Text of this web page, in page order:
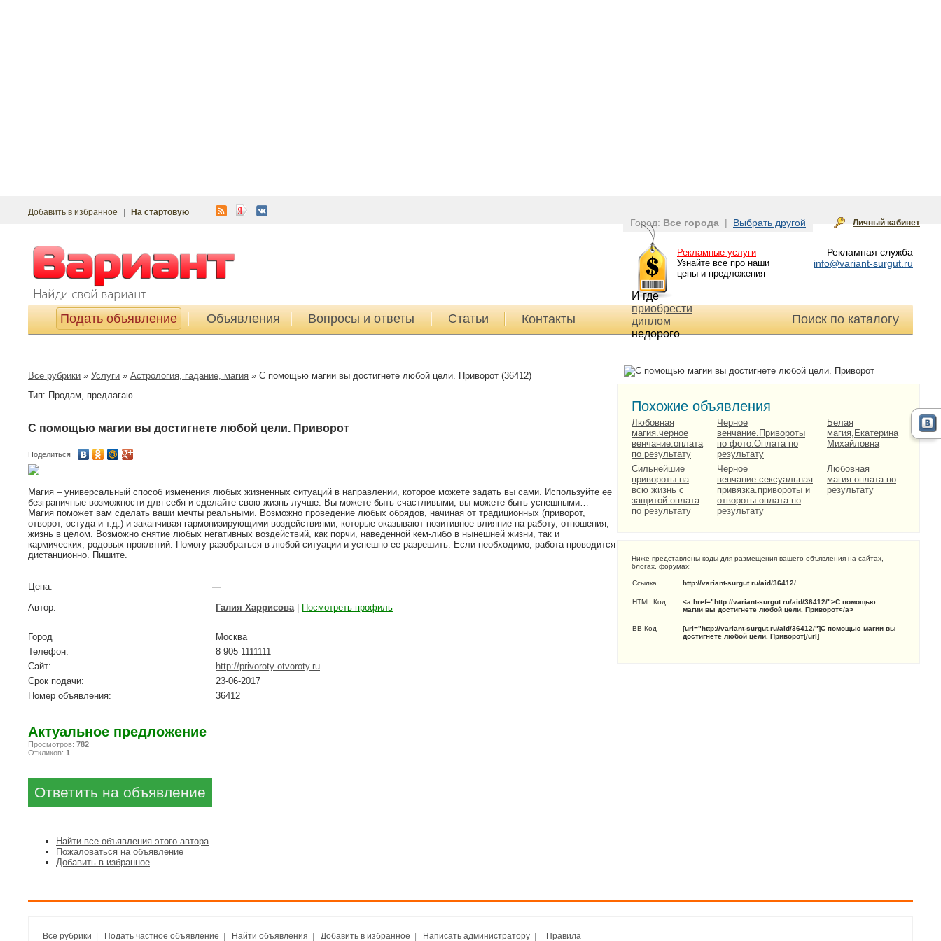
Добавить в избранное
На стартовую
Личный кабинет
Город: Все города | Выбрать другой
Рекламная служба
info@variant-surgut.ru
Рекламные услуги
Узнайте все про наши
цены и предложения
И где
приобрести
диплом
недорого
Подать объявление Объявления Вопросы и ответы Статьи Контакты Поиск по каталогу
Все рубрики » Услуги » Астрология, гадание, магия » С помощью магии вы достигнете любой цели. Приворот (36412)
Тип: Продам, предлагаю
С помощью магии вы достигнете любой цели. Приворот
Поделиться
Магия – универсальный способ изменения любых жизненных ситуаций в направлении, которое можете задать вы сами. Используйте ее
безграничные возможности для себя и сделайте свою жизнь лучше. Вы можете быть счастливыми, вы можете быть успешными…
Магия поможет вам сделать ваши мечты реальными. Возможно проведение любых обрядов, начиная от традиционных (приворот,
отворот, остуда и т.д.) и заканчивая гармонизирующими воздействиями, которые оказывают позитивное влияние на работу, отношения,
жизнь в целом. Возможно снятие любых негативных воздействий, как порчи, наведенной кем-либо в нынешней жизни, так и
кармических, родовых проклятий. Помогу разобраться в любой ситуации и успешно ее разрешить. Если необходимо, работа проводится
дистанционно. Пишите.
Цена:
—
Автор:
Галия Харрисова| Посмотреть профиль
Город
Москва
Телефон:
8 905 1111111
Сайт:
http://privoroty-otvoroty.ru
Срок подачи:
23-06-2017
Номер объявления:
36412
Актуальное предложение
Просмотров: 782
Откликов: 1
Найти все объявления этого автора
Пожаловаться на объявление
Добавить в избранное
Похожие объявления
Любовная
магия.черное
венчание.оплата
по результату
Черное
венчание.Привороты
по фото.Оплата по
результату
Белая
магия,Екатерина
Михайловна
Сильнейшие
привороты на
всю жизнь с
защитой.оплата
по результату
Черное
венчание.cексуальная
привязка.привороты и
отвороты.оплата по
результату
Любовная
магия.оплата по
результату
Ниже представлены коды для размещения вашего объявления на сайтах,
блогах, форумах:
Ссылка http://variant-surgut.ru/aid/36412/
HTML Код
<a href="http://variant-surgut.ru/aid/36412/">С помощью
магии вы достигнете любой цели. Приворот</a>
BB Код
[url="http://variant-surgut.ru/aid/36412/"]С помощью магии вы
достигнете любой цели. Приворот[/url]
Все рубрики Подать частное объявление Найти объявления Добавить в избранное Написать администратору Правила